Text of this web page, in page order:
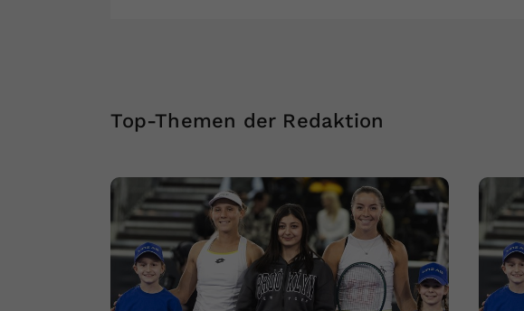
Top-Themen der Redaktion